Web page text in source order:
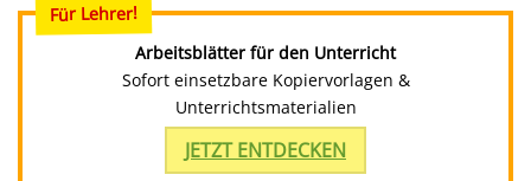
Für Lehrer!
Arbeitsblätter für den Unterricht
Sofort einsetzbare Kopiervorlagen &
Unterrichtsmaterialien
JETZT ENTDECKEN